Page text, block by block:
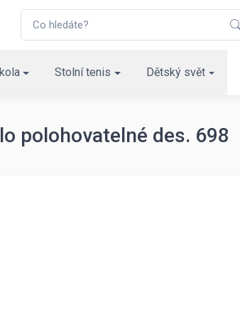
Stolní tenis Dětský svět
polohovatelné des. 698